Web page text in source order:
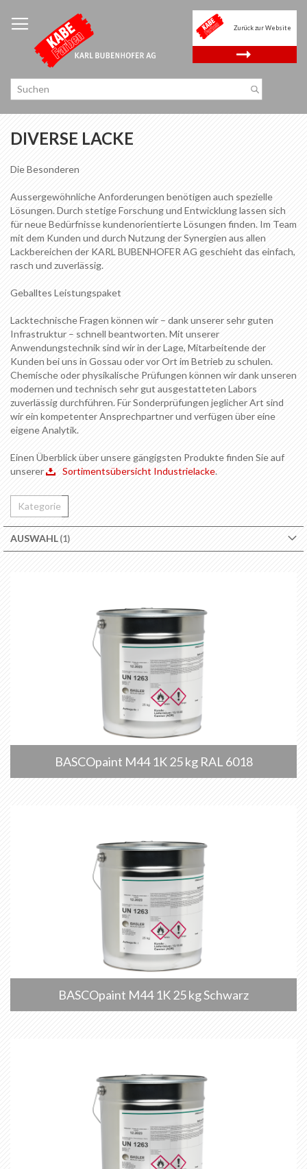
Inhalt
springen
Zurück zur Website
.
DIVERSE LACKE
Die Besonderen
Aussergewöhnliche Anforderungen benötigen auch spezielle
Lösungen. Durch stetige Forschung und Entwicklung lassen sich
für neue Bedürfnisse kundenorientierte Lösungen finden. Im Team
mit dem Kunden und durch Nutzung der Synergien aus allen
Lackbereichen der KARL BUBENHOFER AG geschieht das einfach,
rasch und zuverlässig.
Geballtes Leistungspaket
Lacktechnische Fragen können wir – dank unserer sehr guten
Infrastruktur – schnell beantworten. Mit unserer
Anwendungstechnik sind wir in der Lage, Mitarbeitende der
Kunden bei uns in Gossau oder vor Ort im Betrieb zu schulen.
Chemische oder physikalische Prüfungen können wir dank unseren
modernen und technisch sehr gut ausgestatteten Labors
zuverlässig durchführen. Für Sonderprüfungen jeglicher Art sind
wir ein kompetenter Ansprechpartner und verfügen über eine
eigene Analytik.
Einen Überblick über unsere gängigsten Produkte finden Sie auf
unserer
Sortimentsübersicht Industrielacke.
Kategorie
AUSWAHL
BASCOpaint M44 1K 25 kg RAL 6018
BASCOpaint M44 1K 25 kg Schwarz